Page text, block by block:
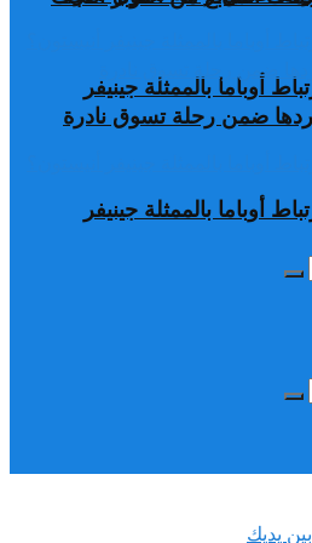
أوباما بالممثلة جينيفر
ضمن رحلة تسوق نادرة
أوباما بالممثلة جينيفر